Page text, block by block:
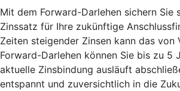
Mit dem Forward-Darlehen sichern Sie
Zinssatz für Ihre zukünftige
Zeiten steigender Zinsen kann das von
Forward-Darlehen können Sie bis zu 5
aktuelle Zinsbindung ausläuft
entspannt und zuversichtlich in die